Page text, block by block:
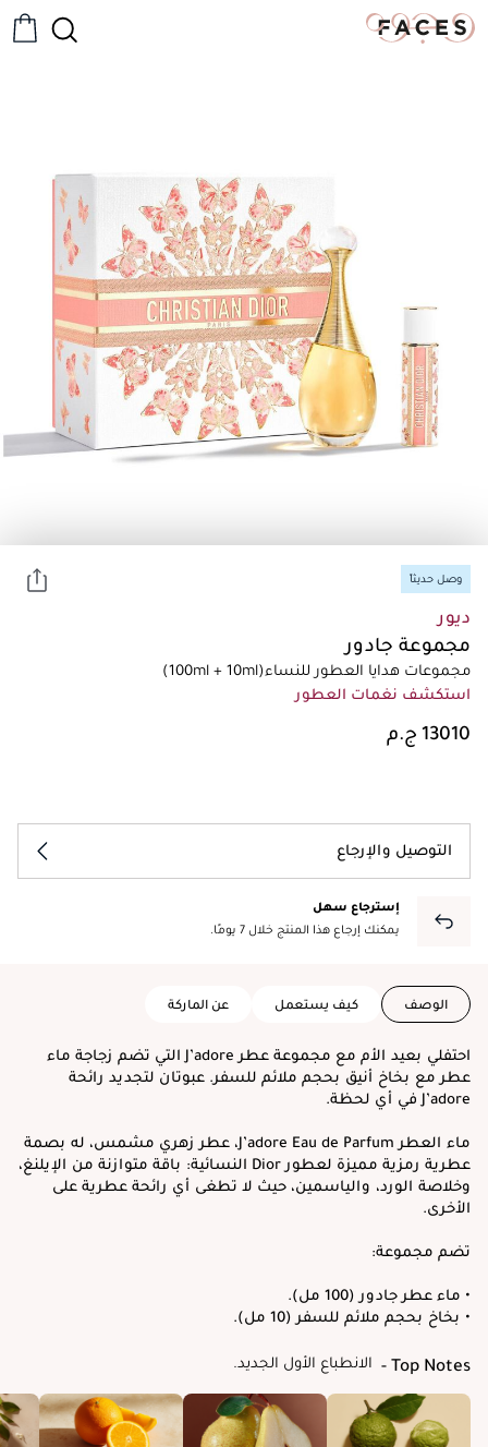
وصل حديثاً
ديور
مجموعة جادور
مجموعات هدايا العطور للنساء(100ml + 10ml)
استكشف نغمات العطور
التوصيل والإرجاع
إسترجاع سهل
يمكنك إرجاع هذا المنتج خلال 7 يومًا.
الوصف كيف يستعمل عن الماركة
احتفلي بعيد الأم مع مجموعة عطر J’adore التي تضم زجاجة ماء
عطر مع بخاخ أنيق بحجم ملائم للسفر. عبوتان لتجديد رائحة
J’adore في أي لحظة.
ماء العطر J’adore Eau de Parfum، عطر زهري مشمس، له بصمة
عطرية رمزية مميزة لعطور Dior النسائية: باقة متوازنة من الإيلنغ،
وخلاصة الورد، والياسمين، حيث لا تطغى أي رائحة عطرية على
الأخرى.
تضم مجموعة:
• ماء عطر جادور (100 مل).
• بخاخ بحجم ملائم للسفر (10 مل).
Top Notes الانطباع الأول الجديد.